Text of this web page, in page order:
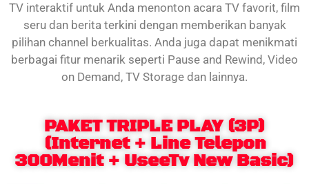
TV interaktif untuk Anda menonton acara TV favorit, film
seru dan berita terkini dengan memberikan banyak
pilihan channel berkualitas. Anda juga dapat menikmati
berbagai fitur menarik seperti Pause and Rewind, Video
on Demand, TV Storage dan lainnya.
PAKET TRIPLE PLAY (3P)
(Internet + Line Telepon
300Menit + UseeTv New Basic)